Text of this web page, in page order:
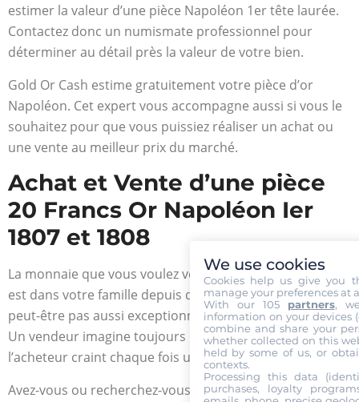
estimer la valeur d’une pièce Napoléon 1ertête laurée.
Contactez donc un numismate professionnel pour
déterminer au détail près la valeur de votre bien.
Gold Or Cash estime gratuitement votre pièce d’or
Napoléon. Cet expert vous accompagne aussi si vous le
souhaitez pour que vous puissiez réaliser un achat ou
une vente au meilleur prix du marché.
Achat et Vente d’une pièce
20 Francs Or Napoléon Ier
1807 et 1808
La monnaie que vous voulez vendre, cette merveille qui
est dans votre famille depuis des générations, n’est
peut-être pas aussi exceptionnelle que vous le pensez.
Un vendeur imagine toujours détenir un trésor si
l’acheteur craint chaque fois une arnaque.
Avez-vous ou recherchez-vous une pièce d’or Napoléon
We use cookies
Cookies help us give you
manage your preferences at
With our 105 partners,
information on your devices
combine and share your
whether collected on this
held by some of us, or
contexts.
Processing this data
purchases, loyalty